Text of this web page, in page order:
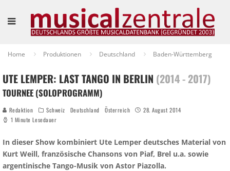
Home Produktionen Deutschland Baden-Württemberg
UTE LEMPER: LAST TANGO IN BERLIN (2014 - 2017)
TOURNEE (SOLOPROGRAMM)
Redaktion Schweiz Deutschland Österreich
28. August 2014
1 Minute Lesedauer
In dieser Show kombiniert Ute Lemper deutsches Material von
Kurt Weill, französische Chansons von Piaf, Brel u.a. sowie
argentinische Tango-Musik von Astor Piazolla.